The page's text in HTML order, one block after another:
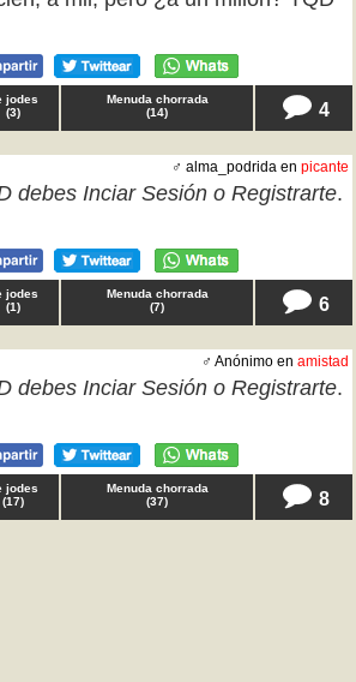
jodes
(3)
Menuda chorrada
(14) 4
♂ alma_podrida en picante
debes Inciar Sesión o Registrarte.
jodes
(1)
Menuda chorrada
(7) 6
♂ Anónimo en amistad
debes Inciar Sesión o Registrarte.
jodes
(17)
Menuda chorrada
(37) 8